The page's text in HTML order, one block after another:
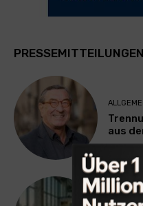
PRESSEMITTEILUNGEN
aus
TECHNIK